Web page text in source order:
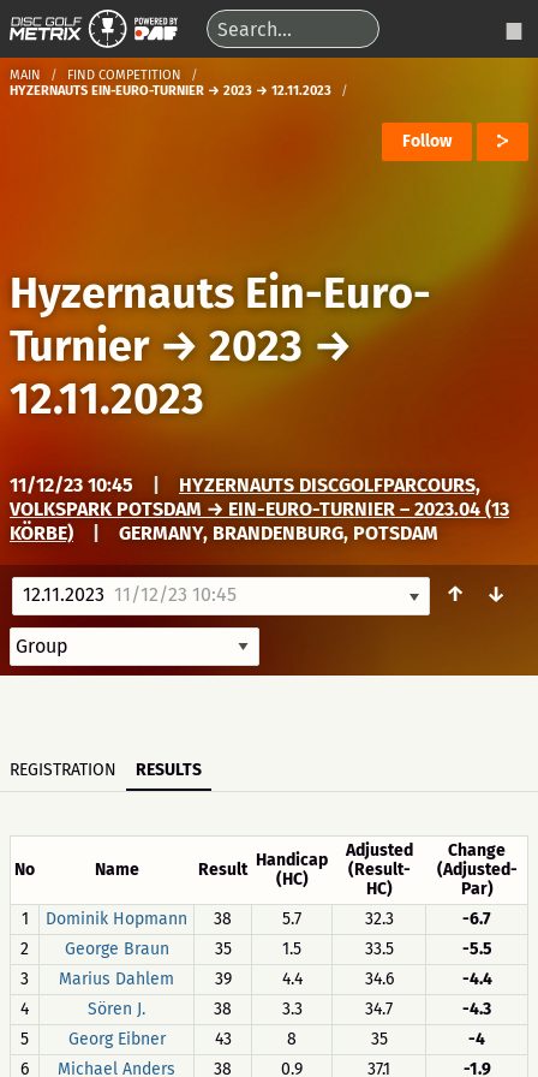
MAIN
FIND COMPETITION
HYZERNAUTS EIN-EURO-TURNIER → 2023 → 12.11.2023
Follow
Hyzernauts Ein-Euro-
Turnier→ 2023 →
12.11.2023
11/12/23 10:45
HYZERNAUTS DISCGOLFPARCOURS,
VOLKSPARK POTSDAM → EIN-EURO-TURNIER – 2023.04 (13
KÖRBE)
GERMANY, BRANDENBURG, POTSDAM
12.11.2023 11/12/23 10:45 ↑ ↓
REGISTRATION RESULTS
No Name Result Handicap
(HC)
Adjusted
(Result-
HC)
Change
(Adjusted-
Par)
1
Dominik Hopmann 38 5.7 32.3
-6.7
2
George Braun 35 1.5 33.5
-5.5
3
Marius Dahlem 39 4.4 34.6
-4.4
4
Sören J. 38 3.3 34.7
-4.3
5
Georg Eibner 43 8 35
-4
6
Michael Anders 38 0.9 37.1
-1.9